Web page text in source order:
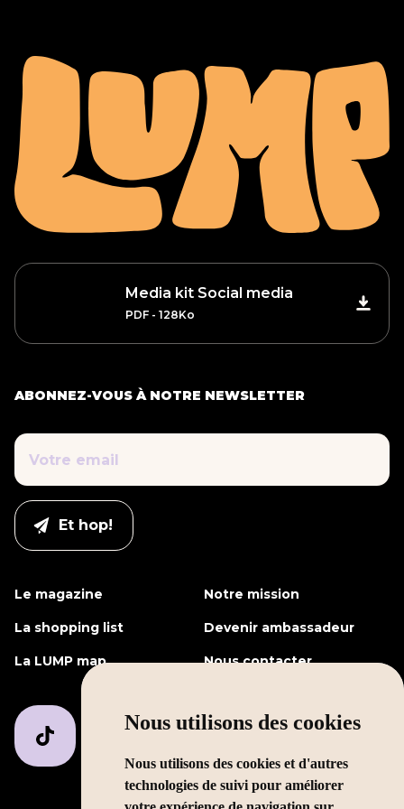
Nous utilisons des cookies
Nous utilisons des cookies et d'autres
technologies de suivi pour améliorer
Media kit Social media
PDF - 128Ko
ABONNEZ-VOUS À NOTRE NEWSLETTER
Le magazine Notre mission
La shopping list Devenir ambassadeur
La LUMP map Nous contacter